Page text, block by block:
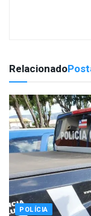
Relacionado
POLÍCIA